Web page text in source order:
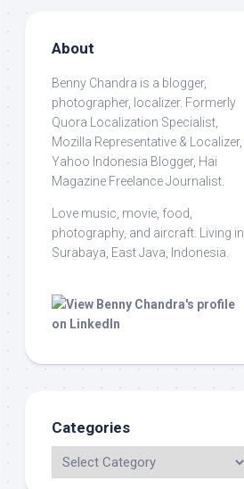
About
Benny Chandra is a blogger,
photographer, localizer. Formerly
Quora Localization Specialist,
Mozilla Representative & Localizer,
Yahoo Indonesia Blogger, Hai
Magazine Freelance Journalist.
Love music, movie, food,
photography, and aircraft. Living in
Surabaya, East Java, Indonesia.
Categories